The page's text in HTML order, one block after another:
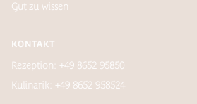
Gut zu wissen
KONTAKT
Rezeption: +49 8652 95850
Kulinarik: +49 8652 958524